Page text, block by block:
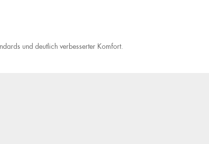
und deutlich verbesserter Komfort.